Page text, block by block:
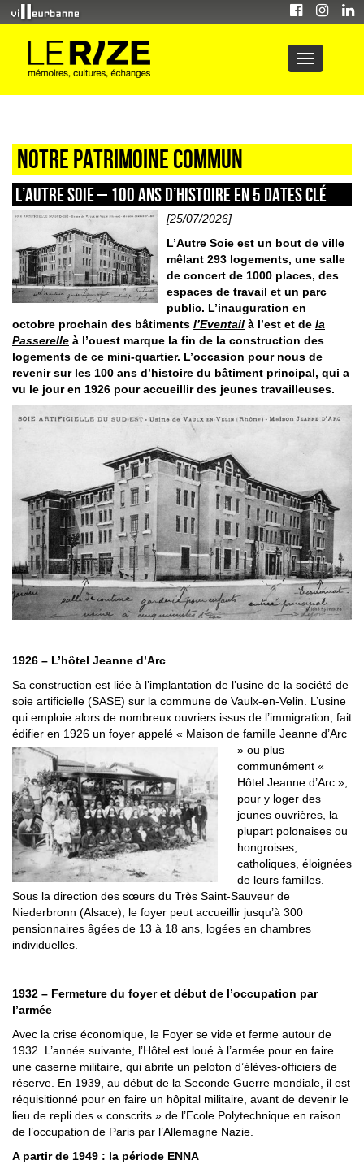
Notre patrimoine commun
L’AUTRE SOIE – 100 ans d’histoire en 5 dates clé
[25/07/2026]
L’Autre Soie est un bout de ville
mêlant 293 logements, une salle
de concert de 1000 places, des
espaces de travail et un parc
public. L’inauguration en
octobre prochain des bâtiments l’Eventail à l’est et de la
Passerelle à l’ouest marque la fin de la construction des
logements de ce mini-quartier. L’occasion pour nous de
revenir sur les 100 ans d’histoire du bâtiment principal, qui a
vu le jour en 1926 pour accueillir des jeunes travailleuses.
1926 – L’hôtel Jeanne d’Arc
Sa construction est liée à l’implantation de l’usine de la société de
soie artificielle (SASE) sur la commune de Vaulx-en-Velin. L’usine
qui emploie alors de nombreux ouvriers issus de l’immigration, fait
édifier en 1926 un foyer appelé « Maison de famille Jeanne d’Arc
» ou plus
communément «
Hôtel Jeanne d’Arc »,
pour y loger des
jeunes ouvrières, la
plupart polonaises ou
hongroises,
catholiques, éloignées
de leurs familles.
Sous la direction des sœurs du Très Saint-Sauveur de
Niederbronn (Alsace), le foyer peut accueillir jusqu’à 300
pensionnaires âgées de 13 à 18 ans, logées en chambres
individuelles.
1932 – Fermeture du foyer et début de l’occupation par
l’armée
Avec la crise économique, le Foyer se vide et ferme autour de
1932. L’année suivante, l’Hôtel est loué à l’armée pour en faire
une caserne militaire, qui abrite un peloton d’élèves-officiers de
réserve. En 1939, au début de la Seconde Guerre mondiale, il est
réquisitionné pour en faire un hôpital militaire, avant de devenir le
lieu de repli des « conscrits » de l’Ecole Polytechnique en raison
de l’occupation de Paris par l’Allemagne Nazie.
A partir de 1949 : la période ENNA